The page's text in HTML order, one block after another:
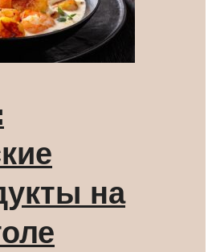
на